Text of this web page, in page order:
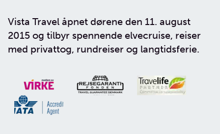
Vista Travel åpnet dørene den 11. august
2015 og tilbyr spennende elvecruise, reiser
med privattog, rundreiser og langtidsferie.